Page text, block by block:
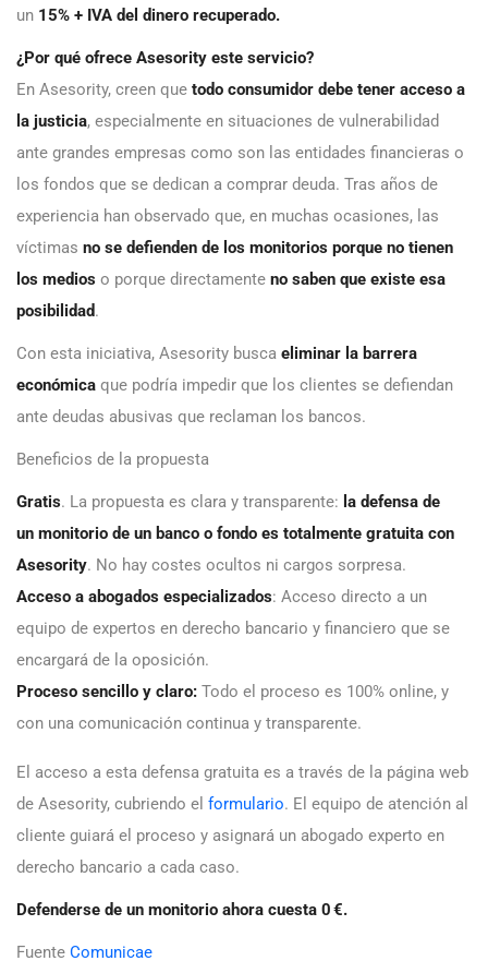
un 15% + IVA del dinero recuperado.
¿Por qué ofrece Asesority este servicio?
En Asesority, creen que todo consumidor debe tener acceso a
la justicia, especialmente en situaciones de vulnerabilidad
ante grandes empresas como son las entidades financieras o
los fondos que se dedican a comprar deuda. Tras años de
experiencia han observado que, en muchas ocasiones, las
víctimas no se defienden de los monitorios porque no tienen
los medios o porque directamente no saben que existe esa
posibilidad.
Con esta iniciativa, Asesority busca eliminar la barrera
económica que podría impedir que los clientes se defiendan
ante deudas abusivas que reclaman los bancos.
Beneficios de la propuesta
Gratis. La propuesta es clara y transparente: la defensa de
un monitorio de un banco o fondo es totalmente gratuita con
Asesority. No hay costes ocultos ni cargos sorpresa.
Acceso a abogados especializados: Acceso directo a un
equipo de expertos en derecho bancario y financiero que se
encargará de la oposición.
Proceso sencillo y claro: Todo el proceso es 100% online, y
con una comunicación continua y transparente.
El acceso a esta defensa gratuita es a través de la página web
de Asesority, cubriendo el formulario. El equipo de atención al
cliente guiará el proceso y asignará un abogado experto en
derecho bancario a cada caso.
Defenderse de un monitorio ahora cuesta 0 €.
Fuente Comunicae